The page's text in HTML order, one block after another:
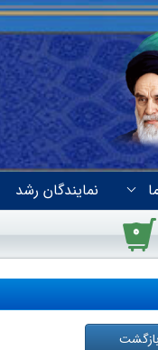
نمایندگان رشد
۰
بازگشت